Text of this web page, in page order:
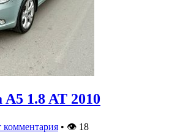
1.8 AT 2010
комментария • 👁 18